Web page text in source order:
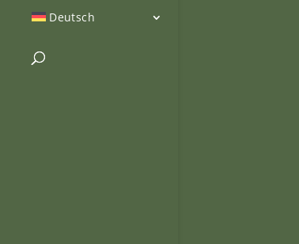
Deutsch